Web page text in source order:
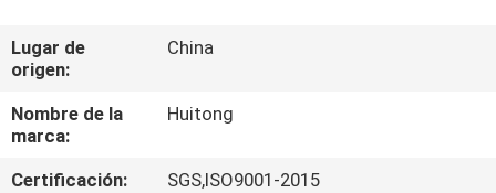
DEMOSTRACIÓN
DE
VR
Lugar de
origen:
China
Nombre de la
marca:
Huitong
Certificación:
SGS,ISO9001-2015